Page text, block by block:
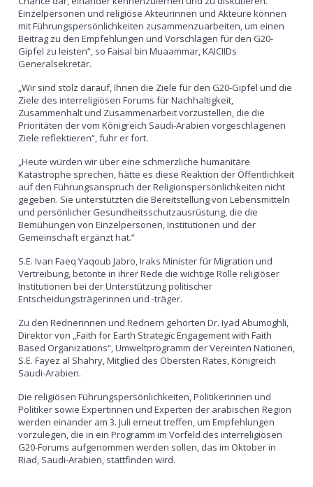
Einzelpersonen und religiöse Akteurinnen und Akteure können
mit Führungspersönlichkeiten zusammenzuarbeiten, um einen
Beitrag zu den Empfehlungen und Vorschlägen für den G20-
Gipfel zu leisten“, so Faisal bin Muaammar, KAICIIDs
Generalsekretär.
„Wir sind stolz darauf, Ihnen die Ziele für den G20-Gipfel und die
Ziele des interreligiösen Forums für Nachhaltigkeit,
Zusammenhalt und Zusammenarbeit vorzustellen, die die
Prioritäten der vom Königreich Saudi-Arabien vorgeschlagenen
Ziele reflektieren“, fuhr er fort.
„Heute würden wir über eine schmerzliche humanitäre
Katastrophe sprechen, hätte es diese Reaktion der Öffentlichkeit
auf den Führungsanspruch der Religionspersönlichkeiten nicht
gegeben. Sie unterstützten die Bereitstellung von Lebensmitteln
und persönlicher Gesundheitsschutzausrüstung, die die
Bemühungen von Einzelpersonen, Institutionen und der
Gemeinschaft ergänzt hat.“
S.E. Ivan Faeq Yaqoub Jabro, Iraks Minister für Migration und
Vertreibung, betonte in ihrer Rede die wichtige Rolle religiöser
Institutionen bei der Unterstützung politischer
Entscheidungsträgerinnen und -träger.
Zu den Rednerinnen und Rednern gehörten Dr. Iyad Abumoghli,
Direktor von „Faith for Earth Strategic Engagement with Faith
Based Organizations“, Umweltprogramm der Vereinten Nationen,
S.E. Fayez al Shahry, Mitglied des Obersten Rates, Königreich
Saudi-Arabien.
Die religiösen Führungspersönlichkeiten, Politikerinnen und
Politiker sowie Expertinnen und Experten der arabischen Region
werden einander am 3. Juli erneut treffen, um Empfehlungen
vorzulegen, die in ein Programm im Vorfeld des interreligiösen
G20-Forums aufgenommen werden sollen, das im Oktober in
Riad, Saudi-Arabien, stattfinden wird.